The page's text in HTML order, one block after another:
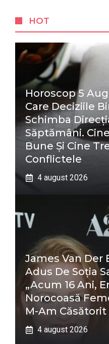
HOT
Horoscop 5
Care Deciziile
Schimba
Săptămâni.
Bune Și Cine
Conflictele
4 august 2026
James Van Der
Adus De Soția
„Acum 16 Ani,
Norocoasă
M-Am Căsătorit
4 august 2026